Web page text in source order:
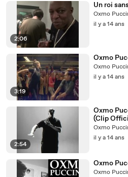
2:06
Un roi
Oxmo
il y a 14 ans
3:19
Oxmo
Oxmo
il y a 14 ans
2:54
Oxmo
(Clip
Oxmo
il y a 14 ans
Oxmo
Oxmo